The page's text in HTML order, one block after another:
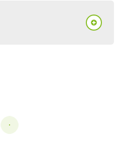
anzeigen
anzeigen für Musterpaket